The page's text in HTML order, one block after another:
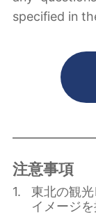
specified in
注意事項
東北の観
イメージ